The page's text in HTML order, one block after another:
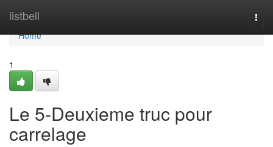
listbell
Home
Home
1
Le 5-Deuxieme truc pour
carrelage